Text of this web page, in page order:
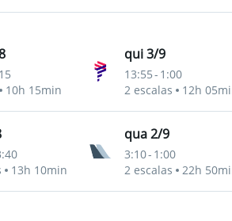
10h 15min
qui 3/9
13:55- 1:00
2 escalas
12h
13h 10min
qua 2/9
3:10- 1:00
2 escalas
22h